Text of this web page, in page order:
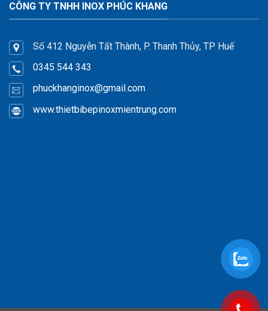
CÔNG TY TNHH INOX PHÚC KHANG
Số 412 Nguyễn Tất Thành, P. Thanh Thủy, TP Huế
0345 544 343
phuckhanginox@gmail.com
www.thietbibepinoxmientrung.com